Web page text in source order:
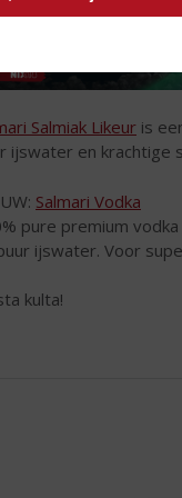
Salmiak Likeur is
ijswater en krachtige
Salmari Vodka
pure premium
ijswater. Voor
kulta!